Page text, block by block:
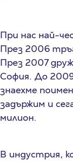
При нас най-
През 2006
През 2007
София. До
знаехме
задържим и
милион.
В индустрия,